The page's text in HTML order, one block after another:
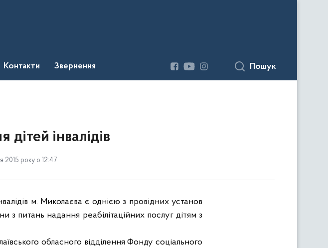
Контакти Звернення Пошук
дітей інвалідів
2015 року о 12:47
м. Миколаєва є однією з провідних установ
з питань надання реабілітаційних послуг дітям з
обласного відділення Фонду соціального